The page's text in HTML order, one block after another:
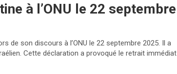
à l’ONU le 22 septembre
de son discours à l’ONU le 22 septembre 2025. Il a
Cette déclaration a provoqué le retrait immédiat